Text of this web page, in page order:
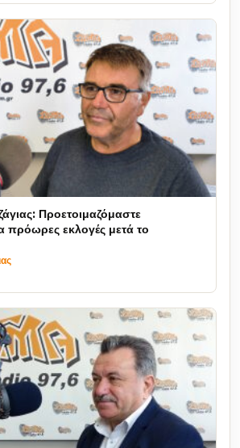
Προετοιμαζόμαστε
πρόωρες εκλογές μετά το